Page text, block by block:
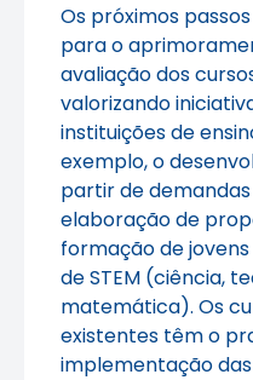
Os próximos
para o
avaliação dos
valorizando
instituições de
exemplo, o
partir de
elaboração de
formação de
de STEM (ciência,
matemática). Os
existentes têm o
implementação